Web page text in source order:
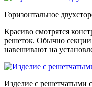
Горизонтальное
Красиво смотрятся
решеток. Обычно секции
навешивают на
Изделие с решетчатыми